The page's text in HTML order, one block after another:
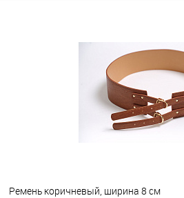
Ремень коричневый, ширина 8 см